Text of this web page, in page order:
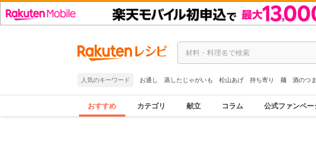
人気のキーワード お通し 蒸したじゃがいも 松山あげ 持ち寄り 麺 酒のつ
おすすめ カテゴリ 献立 コラム 公式ファンペー